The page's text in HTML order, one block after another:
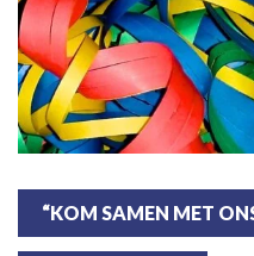
“KOM SAMEN MET